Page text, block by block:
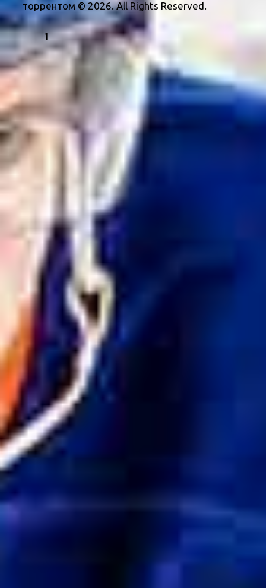
торрентом © 2026. All Rights Reserved.
1